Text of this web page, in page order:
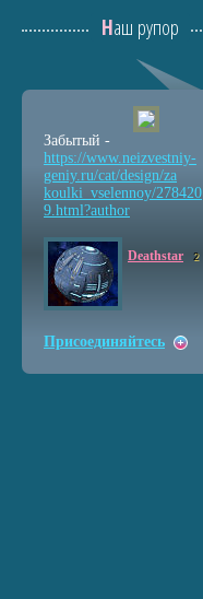
Наш рупор
Забытый -
https://www.neizvestniy-
geniy.ru/cat/design/za
koulki_vselennoy/278420
9.html?author
Deathstar 2
Присоединяйтесь